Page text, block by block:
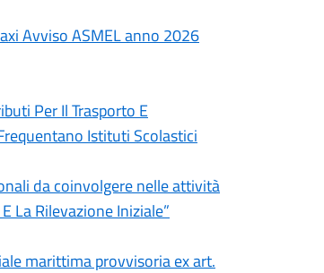
Avviso ASMEL anno 2026
Per Il Trasporto E
Istituti Scolastici
da coinvolgere nelle attività
La Rilevazione Iniziale”
marittima provvisoria ex art.